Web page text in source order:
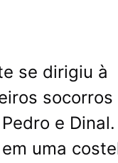
se dirigiu à
socorros
e Dinal.
uma